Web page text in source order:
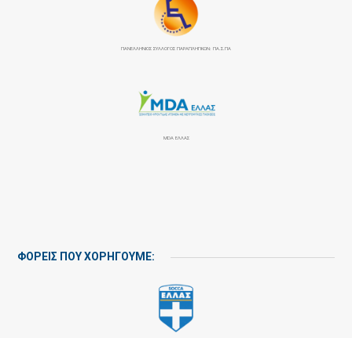
ΠΑΝΕΛΛΉΝΙΟΣ ΣΎΛΛΟΓΟΣ ΠΑΡΑΠΛΗΓΙΚΏΝ: ΠΑ.Σ.ΠΑ
MDA ΕΛΛΑΣ
ΦΟΡΕΙΣ ΠΟΥ ΧΟΡΗΓΟΥΜΕ: